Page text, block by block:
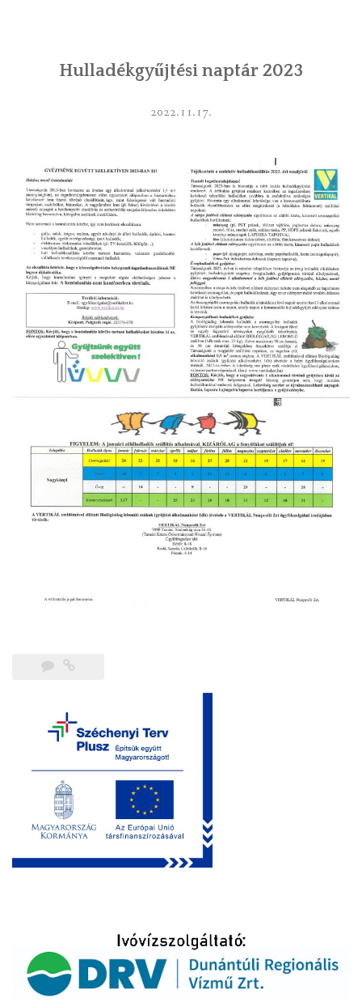
INFORMÁCIÓK
LETÖLTHETŐ NYOMTATVÁNYOK
VÁLASZTÁS 2026
TELEPÜLÉSIKÉPVISELŐI VAGYONNYILATKOZATOK – 2026.
ÉV
ROMA NEMZETISÉGI ÖNKORMÁNYZATI KÉPVISELŐK
VAGYONNYILATKOZATA – 2026. ÉV
Hulladékgyűjtési naptár 2023
2022.11.17.